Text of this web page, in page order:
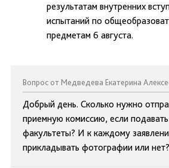
результатам внутренних
испытаний по
предметам 6 августа.
Вопрос от Медведева Екатерина
Добрый день. Сколько нужно
приемную комиссию, если
факультеты? И к каждому
прикладывать фотографии или нет?